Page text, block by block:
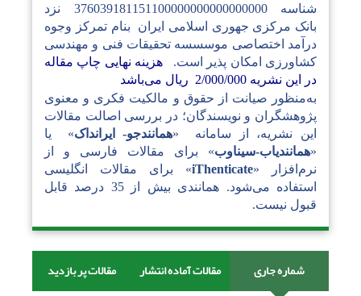
شناسه 376039181151100000000000000000 نزد
بانک مرکزی جهوری اسلامی ایران بنام تمرکز وجوه
درآمد اختصاصی موسسسه تحقیقات فنی و مهندسی
کشاورزی امکان پذیر است.
هزینه نهایی چاپ مقاله
در این نشریه 2/000/000 ریال می‌باشد
به‌منظور صیانت از حقوق و مالکیت فکری و معنوی
پژوهشگران و نویسندگان؛ در بررسی اصالت مقالات
این نشریه، از سامانه «همانندجو- ایرانداک» یا
«همانندیاب-سیناوب» برای مقالات فارسی و از
نرم‌افزار «iThenticate» برای مقالات انگلیسی
استفاده می‌شود. همانندی بیش از 35 درصد قابل
قبول نیست.
شماره جاری مقالات آماده انتشار مقالات پر بازدید